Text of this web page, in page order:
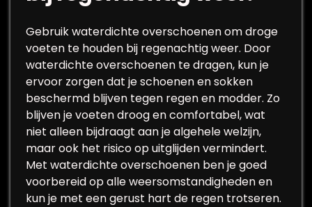
Gebruik waterdichte overschoenen om droge
voeten te houden bij regenachtig weer. Door
waterdichte overschoenen te dragen, kun je
ervoor zorgen dat je schoenen en sokken
beschermd blijven tegen regen en modder. Zo
blijven je voeten droog en comfortabel, wat
niet alleen bijdraagt aan je algehele welzijn,
maar ook het risico op uitglijden vermindert.
Met waterdichte overschoenen ben je goed
voorbereid op alle weersomstandigheden en
kun je met een gerust hart de regen trotseren.